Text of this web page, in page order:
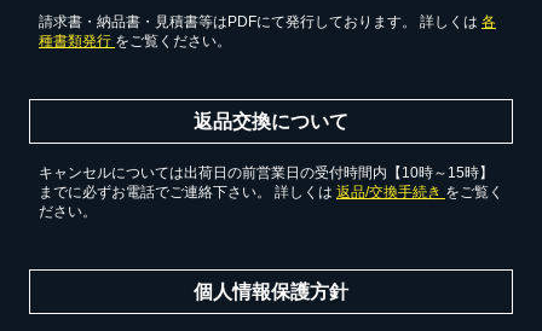
請求書・納品書・見積書等はPDFにて発行しております。 詳しくは 各
種書類発行 をご覧ください。
返品交換について
キャンセルについては出荷日の前営業日の受付時間内【10時～15時】
までに必ずお電話でご連絡下さい。 詳しくは 返品/交換手続き をご覧く
ださい。
個人情報保護方針